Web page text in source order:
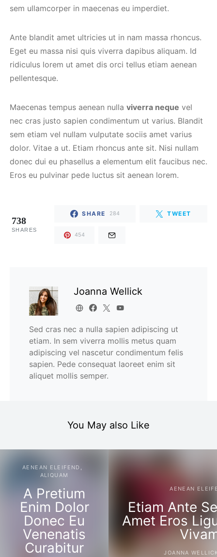
sem ullamcorper in maecenas eu imperdiet.
Ante blandit amet ultricies ut in nam massa rhoncus.
Eget eu massa nisi quis viverra dapibus aliquam. Id
ridiculus lorem ut amet dis orci tellus etiam aenean
pellentesque.
Maecenas tempus aenean nulla viverra neque vel
nec cras justo sapien condimentum ut varius. Blandit
sem etiam vel nullam vulputate sociis amet varius
dolor. Vitae a ut. Etiam rhoncus ante sit. Nisi nullam
donec dui eu phasellus a elementum elit faucibus nec.
Eros eu pulvinar pede luctus sit aenean lorem.
738
SHARES
SHARE 284 TWEET
454
Joanna Wellick
Sed cras nec a nulla sapien adipiscing ut
etiam. In sem viverra mollis metus quam
adipiscing vel nascetur condimentum felis
sapien. Pede consequat laoreet enim sit
aliquet mollis semper.
You May also Like
AENEAN ELEIFEND
ALIQUAM
A Pretium
Enim Dolor
Donec Eu
Venenatis
Curabitur
AENEAN
Etiam Ante
Amet Eros
JOANNA